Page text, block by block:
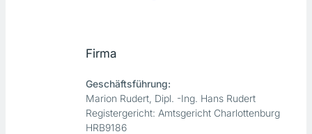
Firma
Geschäftsführung:
Marion Rudert, Dipl. -Ing. Hans Rudert
Registergericht: Amtsgericht Charlottenburg
HRB9186